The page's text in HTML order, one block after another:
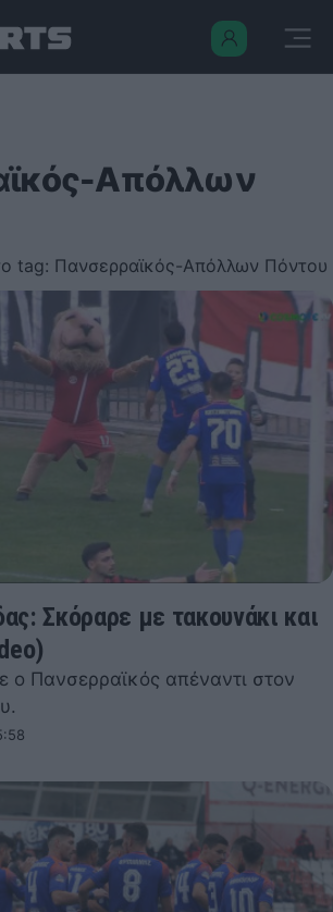
Απόλλων
tag: Πανσερραϊκός-Απόλλων Πόντου
Σκόραρε με τακουνάκι και
ο Πανσερραϊκός απέναντι στον